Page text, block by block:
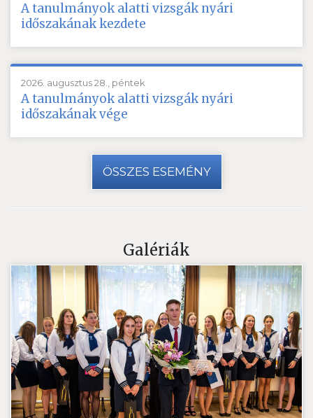
A tanulmányok alatti vizsgák nyári
időszakának kezdete
2026. augusztus 28., péntek
A tanulmányok alatti vizsgák nyári
időszakának vége
ÖSSZES ESEMÉNY
Galériák